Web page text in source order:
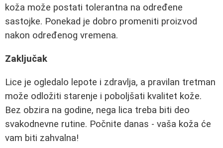
koža može postati tolerantna na određene
sastojke. Ponekad je dobro promeniti proizvod
nakon određenog vremena.
Zaključak
Lice je ogledalo lepote i zdravlja, a pravilan tretman
može odložiti starenje i poboljšati kvalitet kože.
Bez obzira na godine, nega lica treba biti deo
svakodnevne rutine. Počnite danas - vaša koža će
vam biti zahvalna!